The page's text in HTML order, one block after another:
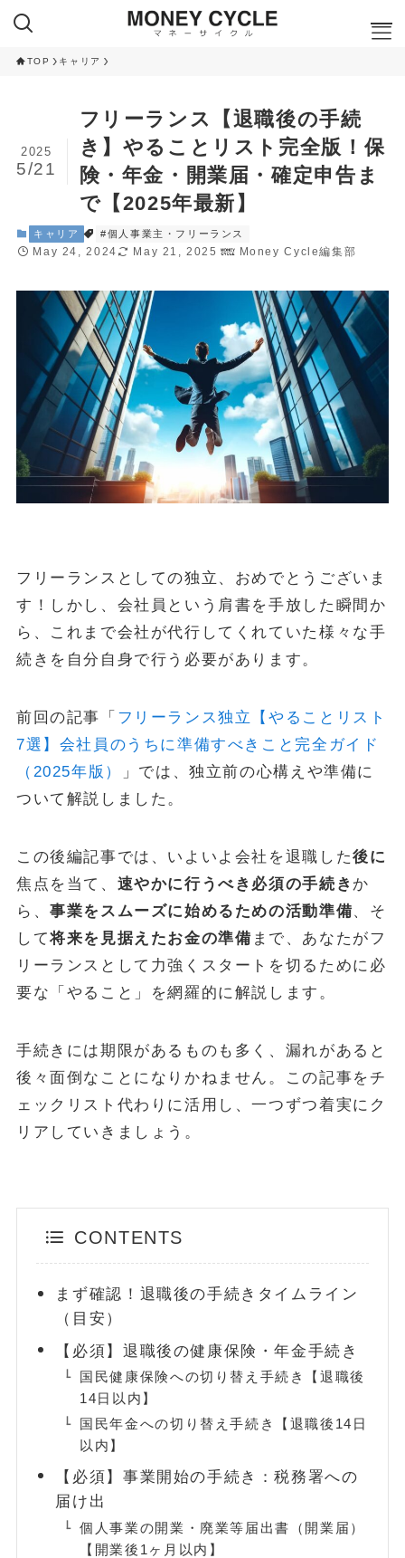
iDeCo
RANKING
クレカ積立ランキング
NISA 投資信託ランキング
CAMPAIGN
ハイステータスカード 入会キャンペーン
ネット証券 新規口座開設キャンペーン
CAMPAIGN
金・プラチナ買取相場
Vintage Watch Market
NEW
April 20, 2026 シニア
50代・60代の健康投資｜株主優待で「外出のきっかけ」を作る5
銘柄
ヴィンテージウォッチを「資産」として持つという選択
April 13, 2026 シニア
50代・60代の物価高対策｜株主優待で食費と日用品を賢く浮かせ
POPULAR
October 1, 2024 お金
【失敗しない】FIRE達成に必要な金額はいくら？リアルな目標額
と「4%ルール」の落とし穴を解説
May 13, 2025 投資・資産運用
新NISA【月10万・20万・30万積立】20年後の資産額シミュレー
June 23, 2025 お金
【2025年最新版】「103万円の壁」は「160万円の壁」へ！どう
変わる？パート・主婦必見、税金と社会保険の賢い働き方完全ガ
イド
ABOUT
FOLLOW
TOP キャリア
フリーランス【退職後の手続
き】やることリスト完全版！保
険・年金・開業届・確定申告ま
で【2025年最新】
2025
5/21
キャリア #個人事業主・フリーランス
May 24, 2024 May 21, 2025 Money Cycle編集部
フリーランスとしての独立、おめでとうございま
す！しかし、会社員という肩書を手放した瞬間か
ら、これまで会社が代行してくれていた様々な手
続きを自分自身で行う必要があります。
前回の記事「 フリーランス独立【やることリスト
7選】会社員のうちに準備すべきこと完全ガイド
（2025年版）
」では、独立前の心構えや準備に
ついて解説しました。
この後編記事では、いよいよ会社を退職した後に
焦点を当て、 速やかに行うべき必須の手続き か
ら、事業をスムーズに始めるための活動準備、そ
して将来を見据えたお金の準備 まで、あなたがフ
リーランスとして力強くスタートを切るために必
要な「やること」を網羅的に解説します。
手続きには期限があるものも多く、漏れがあると
後々面倒なことになりかねません。この記事をチ
ェックリスト代わりに活用し、一つずつ着実にク
リアしていきましょう。
CONTENTS
まず確認！退職後の手続きタイムライン
（目安）
【必須】退職後の健康保険・年金手続き
国民健康保険への切り替え手続き【退職後
14日以内】
国民年金への切り替え手続き【退職後14日
以内】
【必須】事業開始の手続き：税務署への
届け出
個人事業の開業・廃業等届出書（開業届）
【開業後1ヶ月以内】